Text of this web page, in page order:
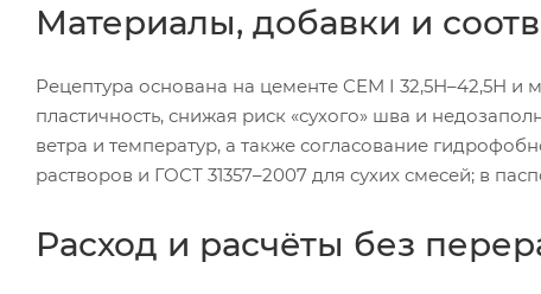
Материалы, добавки и
Рецептура основана на цементе CEM I 32,5Н–42,5Н
пластичность, снижая риск «сухого» шва и
ветра и температур, а также согласование
растворов и ГОСТ 31357–2007 для сухих смесей; в
Расход и расчёты без